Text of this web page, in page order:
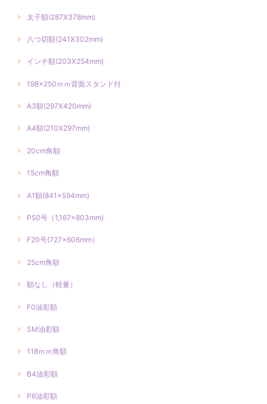
太子額(287X378mm)
八つ切額(241X302mm)
インチ額(203X254mm)
198×250ｍｍ背面スタンド付
A3額(297X420mm)
A4額(210X297mm)
20cm角額
15cm角額
A1額(841×594mm)
P50号（1,167×803mm)
F20号(727×606mm）
25cm角額
額なし（軽量）
F0油彩額
SM油彩額
118ｍｍ角額
B4油彩額
P6油彩額